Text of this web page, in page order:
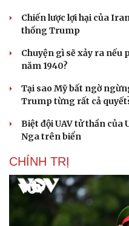
Chiến lược lợi hại của
thống Trump
Chuyện gì sẽ xảy ra nếu
năm 1940?
Tại sao Mỹ bất ngờ
Trump từng rất cả
Biệt đội UAV tử thần
Nga trên biển
CHÍNH TRỊ